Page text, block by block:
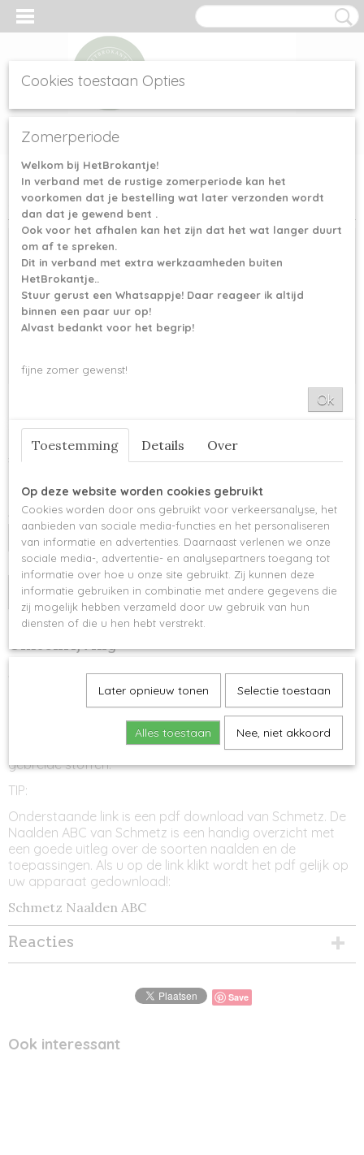
Home> Naaimachinenaalden>Schmetz naaimachinenaalden
Schmetz Universeel 90/14
Schmetz Universeel 90/14
€ 2,50
Op voorraad
Aantal
IN WINKELWAGEN
Omschrijving
Schmetz universeel naald 90/14 - 5 naalden per blister.
De universele naalden van Schmetz kunnen voor allerlei
doeleinden worden gebruikt op uw naaimachine. De
naalden zijn verchroomd en hebben een licht afgeronde
punt, waardoor het geschikt is voor allerlei gewoven en
gebreide stoffen.
TIP:
Onderstaande link is een pdf download van Schmetz. De
Naalden ABC van Schmetz is een handig overzicht met
een goede uitleg over de soorten naalden en de
toepassingen. Als u op de link klikt wordt het pdf gelijk op
uw apparaat gedownload!:
Schmetz Naalden ABC
Reacties
Save
Ook interessant
Cookies toestaan Opties
Zomerperiode
Welkom bij HetBrokantje!
In verband met de rustige zomerperiode kan het
voorkomen dat je bestelling wat later verzonden wordt
dan dat je gewend bent .
Ook voor het afhalen kan het zijn dat het wat langer duurt
om af te spreken.
Dit in verband met extra werkzaamheden buiten
HetBrokantje..
Stuur gerust een Whatsappje! Daar reageer ik altijd
binnen een paar uur op!
Alvast bedankt voor het begrip!
fijne zomer gewenst!
Ok
Toestemming Details Over
Op deze website worden cookies gebruikt
Cookies worden door ons gebruikt voor verkeersanalyse, het
aanbieden van sociale media-functies en het personaliseren
van informatie en advertenties. Daarnaast verlenen we onze
sociale media-, advertentie- en analysepartners toegang tot
informatie over hoe u onze site gebruikt. Zij kunnen deze
informatie gebruiken in combinatie met andere gegevens die
zij mogelijk hebben verzameld door uw gebruik van hun
diensten of die u hen hebt verstrekt.
Later opnieuw tonen Selectie toestaan
Alles toestaan Nee, niet akkoord